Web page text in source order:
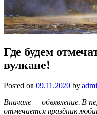
Где будем
вулкане!
Posted on 09.11.2020 by
Вначале — объявление. В
отмечается праздник